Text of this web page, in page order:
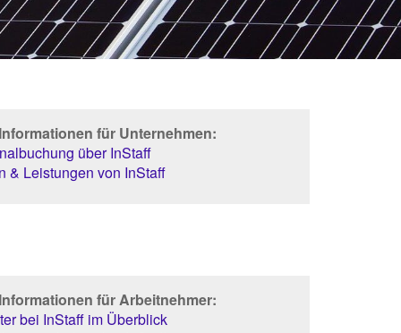
für Unternehmen:
über InStaff
& Leistungen von InStaff
für Arbeitnehmer:
bei InStaff im Überblick